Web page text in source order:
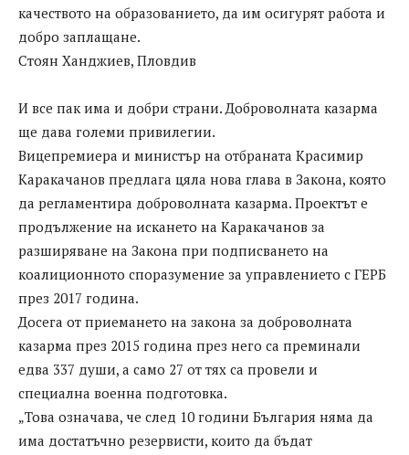
качеството на образованието, да им осигурят работа и
добро заплащане.
Стоян Ханджиев, Пловдив
И все пак има и добри страни. Доброволната казарма
ще дава големи привилегии.
Вицепремиера и министър на отбраната Красимир
Каракачанов предлага цяла нова глава в Закона, която
да регламентира доброволната казарма. Проектът е
продължение на искането на Каракачанов за
разширяване на Закона при подписването на
коалиционното споразумение за управлението с ГЕРБ
през 2017 година.
Досега от приемането на закона за доброволната
казарма през 2015 година през него са преминали
едва 337 души, а само 27 от тях са провели и
специална военна подготовка.
„Това означава, че след 10 години България няма да
има достатъчно резервисти, които да бъдат